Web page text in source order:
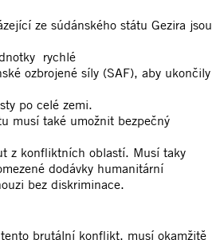
ze súdánského státu Gezira jsou
rychlé
ozbrojené síly (SAF), aby ukončily
po celé zemi.
musí také umožnit bezpečný
z konfliktních oblastí. Musí taky
dodávky humanitární
bez diskriminace.
brutální konflikt, musí okamžitě